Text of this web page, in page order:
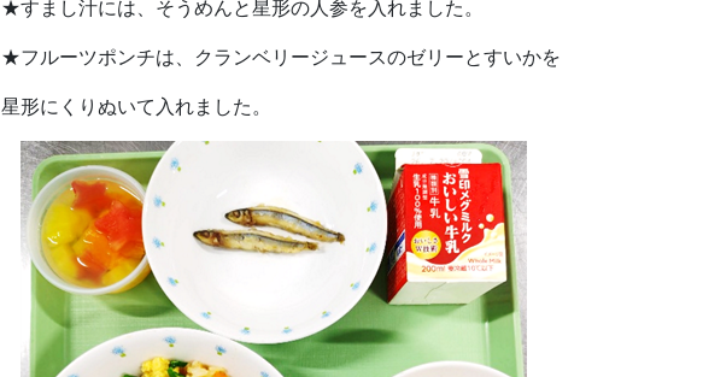
★すまし汁には、そうめんと星形の人参を入れました。
★フルーツポンチは、クランベリージュースのゼリーとすいかを
星形にくりぬいて入れました。